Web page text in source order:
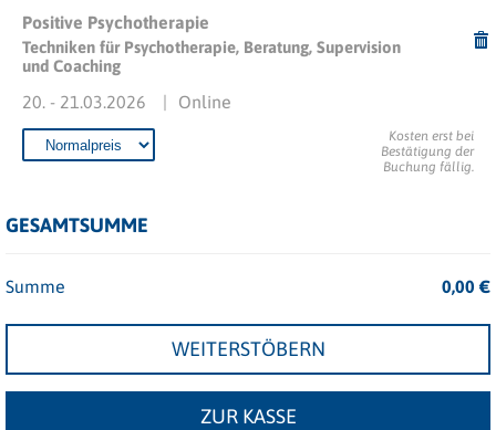
Positive Psychotherapie
Techniken für Psychotherapie, Beratung, Supervision
und Coaching
Online
20. - 21.03.2026
Kosten erst bei
Bestätigung der
Buchung fällig.
GESAMTSUMME
Summe 0,00€
WEITERSTÖBERN
ZUR KASSE